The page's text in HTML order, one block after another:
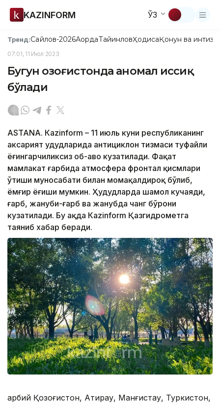
KAZINFORM ЎЗ
Тренд:Сайлов-2026АқордаТайинловҲодисаҚонун ва
07:01, 11 Июл 2023
Бугун Қозоғистонда аномал иссиқ
бўлади
ASTANА. Кazinform – 11 июль куни республиканинг
аксарият ҳудудларида антициклон тизмаси туфайли
ёғингарчиликсиз об-ҳаво кузатилади. Фақат
мамлакат ғарбида атмосфера фронтал қисмлари
ўтиши муносабати билан момақалдироқ бўлиб,
ёмғир ёғиши мумкин. Ҳудудларда шамол кучаяди,
ғарб, жануби-ғарб ва жанубда чанг бўрони
кузатилади. Бу ҳақда Каzinform Қазгидрометга
таяниб хабар беради.
Ғарбий Қозоғистон, Атирау, Манғистау, Туркистон,